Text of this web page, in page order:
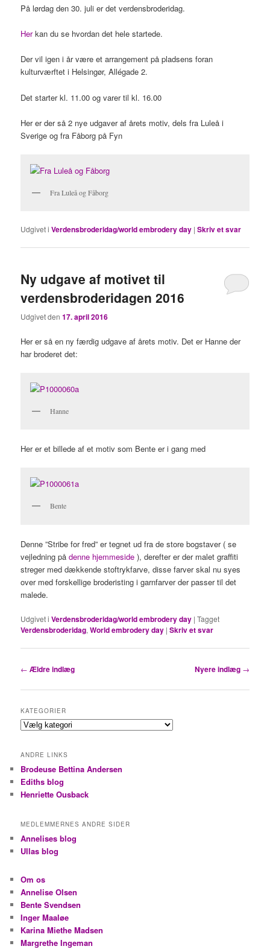
På lørdag den 30. juli er det verdensbroderidag.
Herkan du se hvordan det hele startede.
Der vil igen i år være et arrangement på pladsens foran
kulturværftet i Helsingør, Allégade 2.
Det starter kl. 11.00 og varer til kl. 16.00
Her er der så 2 nye udgaver af årets motiv, dels fra Luleå i
Sverige og fra Fåborg på Fyn
Fra Luleå og Fåborg
Udgivet i Verdensbroderidag/world embrodery day |Skriv et svar
Ny udgave af motivet til
verdensbroderidagen 2016
Udgivet den17. april 2016
Her er så en ny færdig udgave af årets motiv. Det er Hanne der
har broderet det:
Hanne
Her er et billede af et motiv som Bente er i gang med
Bente
Denne ”Stribe for fred” er tegnet ud fra de store bogstaver ( se
vejledning pådenne hjemmeside ), derefter er der malet graffiti
streger med dækkende stoftrykfarve, disse farver skal nu syes
over med forskellige broderisting i garnfarver der passer til det
malede.
Udgivet i Verdensbroderidag/world embrodery day |Tagget
Verdensbroderidag,World embrodery day |Skriv et svar
Indlægsnavigation
← Ældre indlæg Nyere indlæg →
KATEGORIER
Kategorier
ANDRE LINKS
Brodeuse Bettina Andersen
Ediths blog
Henriette Ousback
MEDLEMMERNES ANDRE SIDER
Annelises blog
Ullas blog
Om os
Annelise Olsen
Bente Svendsen
Inger Maaløe
Karina Miethe Madsen
Margrethe Ingeman